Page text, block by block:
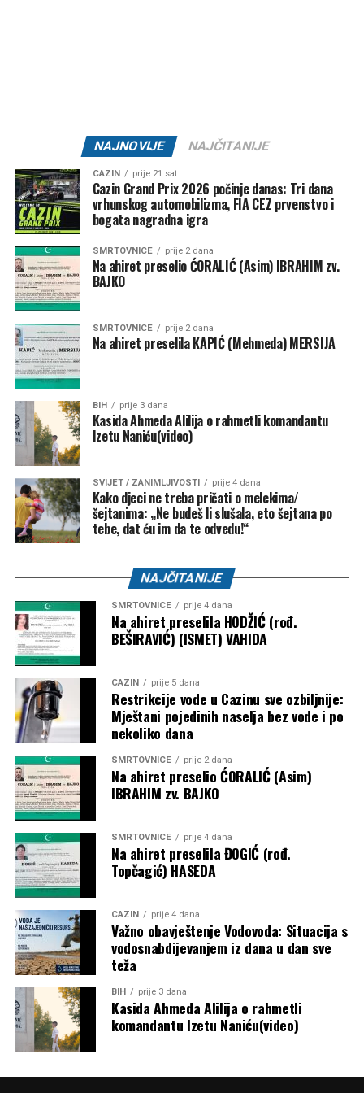
NAJNOVIJE NAJČITANIJE
CAZIN prije 21 sat
Cazin Grand Prix 2026 počinje danas: Tri dana
vrhunskog automobilizma, FIA CEZ prvenstvo i
bogata nagradna igra
SMRTOVNICE prije 2 dana
Na ahiret preselio ĆORALIĆ (Asim) IBRAHIM zv.
BAJKO
SMRTOVNICE prije 2 dana
Na ahiret preselila KAPIĆ (Mehmeda) MERSIJA
BIH prije 3 dana
Kasida Ahmeda Alilija o rahmetli komandantu
Izetu Naniću(video)
SVIJET / ZANIMLJIVOSTI prije 4 dana
Kako djeci ne treba pričati o melekima/
šejtanima: „Ne budeš li slušala, eto šejtana po
tebe, dat ću im da te odvedu!“
NAJČITANIJE
SMRTOVNICE prije 4 dana
Na ahiret preselila HODŽIĆ (rođ.
BEŠIRAVIĆ) (ISMET) VAHIDA
CAZIN prije 5 dana
Restrikcije vode u Cazinu sve ozbiljnije:
Mještani pojedinih naselja bez vode i po
nekoliko dana
SMRTOVNICE prije 2 dana
Na ahiret preselio ĆORALIĆ (Asim)
IBRAHIM zv. BAJKO
SMRTOVNICE prije 4 dana
Na ahiret preselila ĐOGIĆ (rođ.
Topčagić) HASEDA
CAZIN prije 4 dana
Važno obavještenje Vodovoda: Situacija s
vodosnabdijevanjem iz dana u dan sve
teža
BIH prije 3 dana
Kasida Ahmeda Alilija o rahmetli
komandantu Izetu Naniću(video)